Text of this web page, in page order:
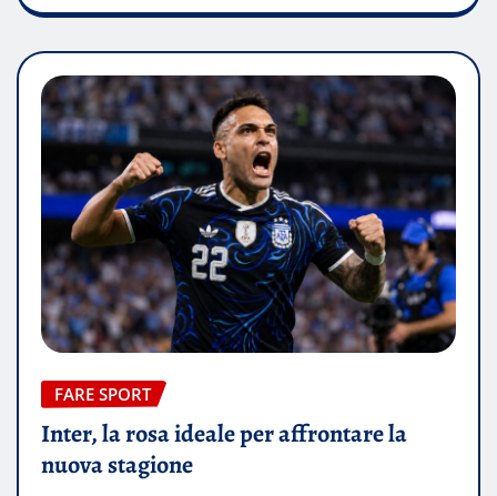
FARE SPORT
Inter, la rosa ideale per affrontare la
nuova stagione